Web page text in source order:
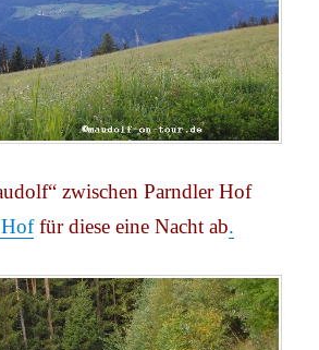
zwischen Parndler Hof
Hoffür diese eine Nacht ab.